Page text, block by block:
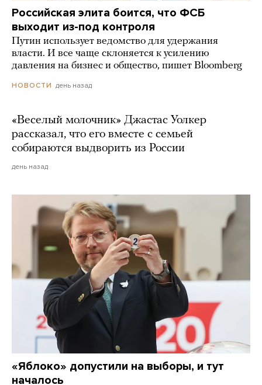
Российская элита боится, что ФСБ
выходит из-под контроля
Путин использует ведомство для удержания
власти. И все чаще склоняется к усилению
давления на бизнес и общество, пишет Bloomberg
НОВОСТИ день назад
«Веселый молочник» Джастас Уолкер
рассказал, что его вместе с семьей
собираются выдворить из России
день назад
«Яблоко» допустили на выборы, и тут
началось